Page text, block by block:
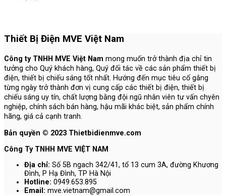
Thiết Bị Điện MVE Việt Nam
Công ty TNHH MVE Việt Nam mong muốn trở thành địa chỉ tin
tưởng cho Quý khách hàng, Quý đối tác về các sản phẩm thiết bị
điện, thiết bị chiếu sáng tốt nhất. Hướng đến mục tiêu cố gắng
từng ngày trở thành đơn vị cung cấp các thiết bị điện, thiết bị
chiếu sáng uy tín, chất lượng bằng đội ngũ nhân viên tư vấn chyên
nghiệp, chính sách bán hàng, hậu mãi khác biệt, sản phẩm chính
hãng, giá cả cạnh tranh.
Bản quyền © 2023 Thietbidienmve.com
Công Ty TNHH MVE VIỆT NAM
Địa chỉ: Số 5B ngach 342/41, tổ 13 cum 3A, đường Khương
Đình, P Hạ Đình, TP Hà Nội
Hotline: 0949.653.895
Email: mve.vietnam@gmail.com